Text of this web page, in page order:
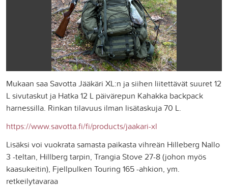
Mukaan saa Savotta Jääkäri XL:n ja siihen liitettävät suuret 12
L sivutaskut ja Hatka 12 L päivärepun Kahakka backpack
harnessilla. Rinkan tilavuus ilman lisätaskuja 70 L.
https://www.savotta.fi/fi/products/jaakari-xl
Lisäksi voi vuokrata samasta paikasta vihreän Hilleberg Nallo
3 -teltan, Hillberg tarpin, Trangia Stove 27-8 (johon myös
kaasukeitin), Fjellpulken Touring 165 -ahkion, ym.
retkeilytavaraa